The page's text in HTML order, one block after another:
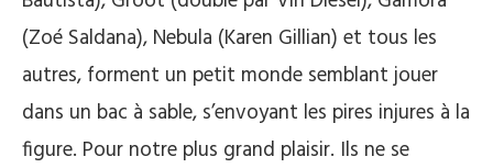
(Zoé Saldana), Nebula (Karen Gillian) et tous les
autres, forment un petit monde semblant jouer
dans un bac à sable, s’envoyant les pires injures à la
figure. Pour notre plus grand plaisir. Ils ne se